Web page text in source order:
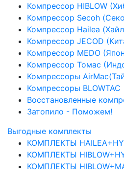
Компрессор HIBLOW
Компрессор Secoh
Компрессор Hailea
Компрессор JECOD
Компрессор MEDO
Компрессор Томас
Компрессоры
Компрессоры BLOWTAC
Восстановленные
Затопило - Поможем!
Выгодные комплекты
КОМПЛЕКТЫ
КОМПЛЕКТЫ
КОМПЛЕКТЫ